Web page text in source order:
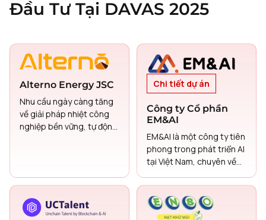
Đầu Tư Tại DAVAS 2025
Alterno Energy JSC
Nhu cầu ngày càng tăng
về giải pháp nhiệt công
nghiệp bền vững, tự động
pin cát của Alternō cung
cấp nhiệt không phát
thải, chi phí thấp, giúp
giảm phụ thuộc vào nhiên
Chi tiết dự án
Công ty Cổ phần
EM&AI
EM&AI là một công ty tiên
phong trong phát triển AI
tại Việt Nam, chuyên về